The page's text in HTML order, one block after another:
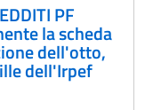
PF
la scheda
dell'otto,
dell'Irpef